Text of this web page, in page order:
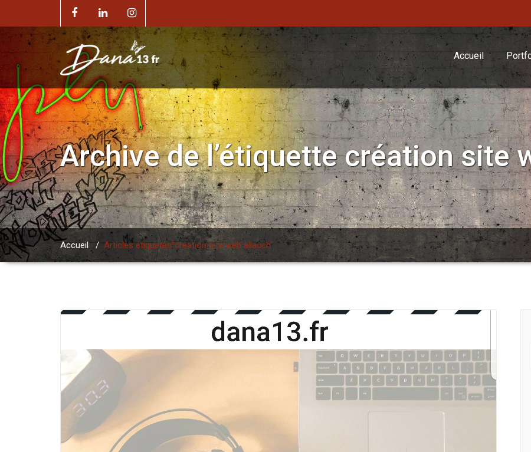
Accueil
Archive de l’étiquettecréation site
Accueil/ Articles étiquetés"création site web allauch"